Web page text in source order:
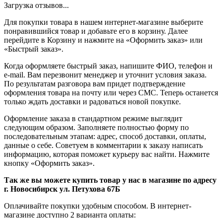
Загрузка отзывов...
Для покупки товара в нашем интернет-магазине выберите
понравившийся товар и добавьте его в корзину. Далее
перейдите в Корзину и нажмите на «Оформить заказ» или
«Быстрый заказ».
Когда оформляете быстрый заказ, напишите ФИО, телефон и
e-mail. Вам перезвонит менеджер и уточнит условия заказа.
По результатам разговора вам придет подтверждение
оформления товара на почту или через СМС. Теперь останется
только ждать доставки и радоваться новой покупке.
Оформление заказа в стандартном режиме выглядит
следующим образом. Заполняете полностью форму по
последовательным этапам: адрес, способ доставки, оплаты,
данные о себе. Советуем в комментарии к заказу написать
информацию, которая поможет курьеру вас найти. Нажмите
кнопку «Оформить заказ».
Так же вы можете купить товар у нас в магазине по адресу
г. Новосибирск ул. Петухова 67Б
Оплачивайте покупки удобным способом. В интернет-
магазине доступно 2 варианта оплаты: